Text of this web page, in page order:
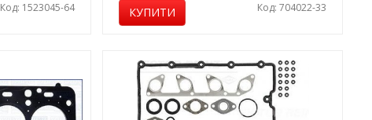
Код: 1523045-64 КУПИТИ Код: 704022-33